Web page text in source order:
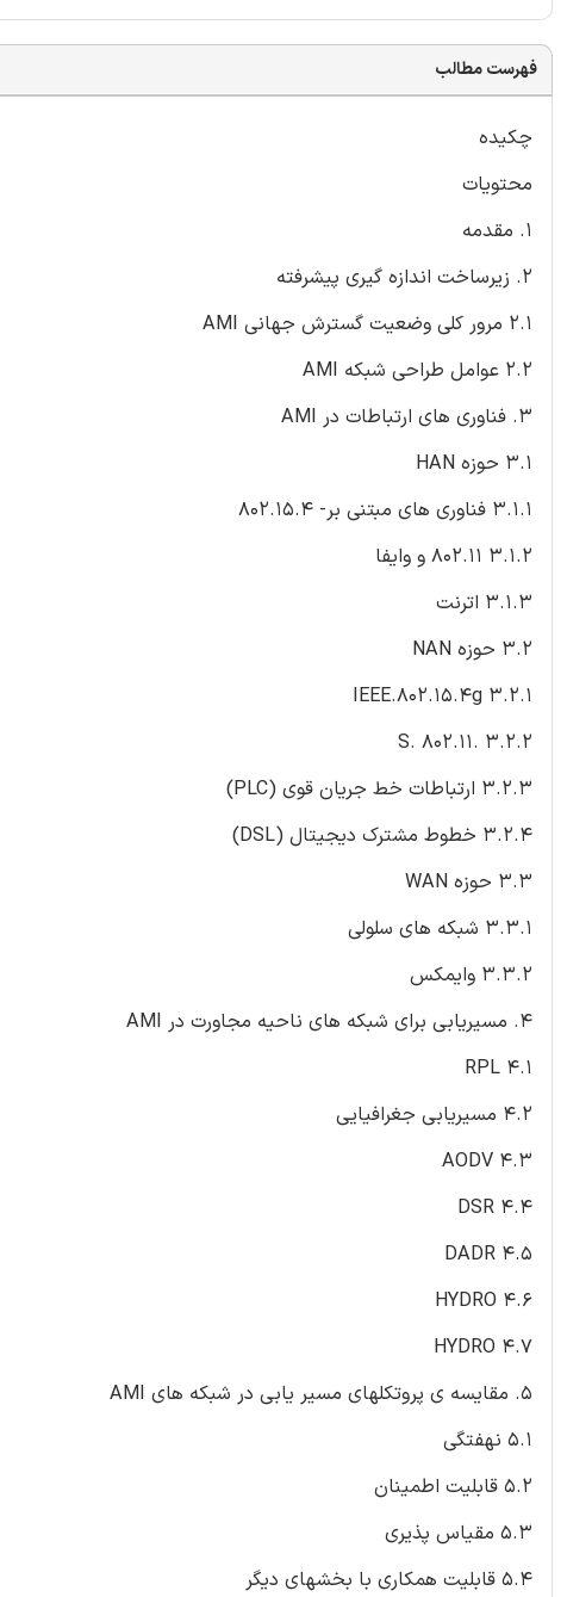
فهرست مطالب
چکیده
محتویات
1. مقدمه
2. زیرساخت اندازه گیری پیشرفته
2.1 مرور کلی وضعیت گسترش جهانی AMI
2.2 عوامل طراحی شبکه AMI
3. فناوری های ارتباطات در AMI
3.1 حوزه HAN
3.1.1 فناوری های مبتنی بر- 802.15.4
3.1.2 802.11 و وایفا
3.1.3 اترنت
3.2 حوزه NAN
3.2.1 IEEE.802.15.4g
3.2.2 .S. 802.11
3.2.3 ارتباطات خط جریان قوی (PLC)
3.2.4 خطوط مشترک دیجیتال (DSL)
3.3 حوزه WAN
3.3.1 شبکه های سلولی
3.3.2 وایمکس
4. مسیریابی برای شبکه های ناحیه مجاورت در AMI
4.1 RPL
4.2 مسیریابی جغرافیایی
4.3 AODV
4.4 DSR
4.5 DADR
4.6 HYDRO
4.7 HYDRO
5. مقایسه ی پروتکلهای مسیر یابی در شبکه های AMI
5.1 نهفتگی
5.2 قابلیت اطمینان
5.3 مقیاس پذیری
5.4 قابلیت همکاری با بخشهای دیگر